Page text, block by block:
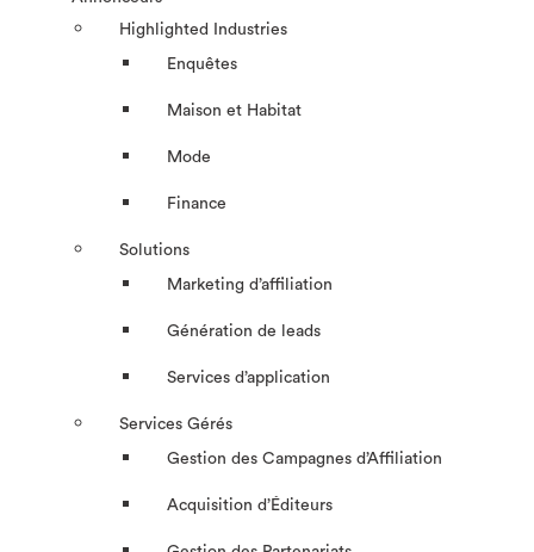
Highlighted Industries
Enquêtes
Maison et Habitat
Mode
Finance
Solutions
Marketing d’affiliation
Génération de leads
Services d’application
Services Gérés
Gestion des Campagnes d’Affiliation​
Acquisition d’Éditeurs